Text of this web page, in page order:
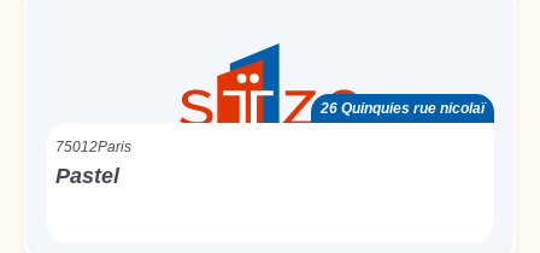
26 Quinquies rue nicolaï
75012Paris
Pastel